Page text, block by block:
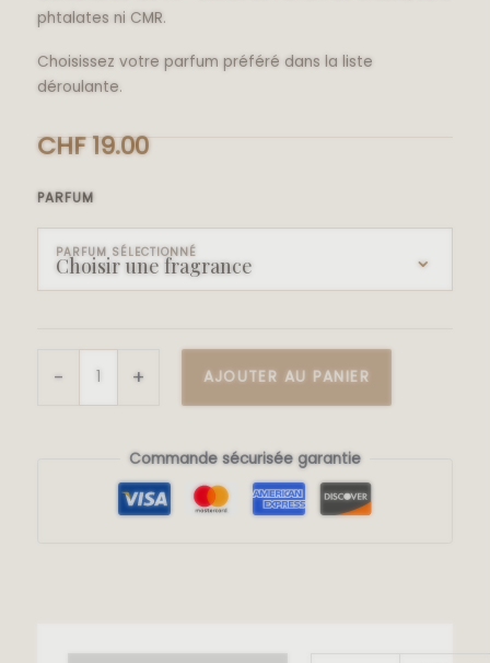
phtalates ni CMR.
Choisissez votre parfum préféré dans la liste
déroulante.
CHF19.00
PARFUM
PARFUM SÉLECTIONNÉ
Choisir une fragrance
- + AJOUTER AU PANIER
Commande sécurisée garantie